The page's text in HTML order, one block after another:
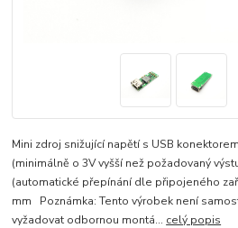
Mini zdroj snižující napětí s USB
(minimálně o 3V vyšší než požadovaný
(automatické přepínání dle připojeného
mm Poznámka: Tento výrobek není
vyžadovat odbornou montá... celý popis